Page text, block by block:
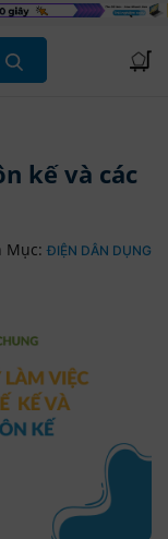
kế và các
Mục:ĐIỆN DÂN DỤNG